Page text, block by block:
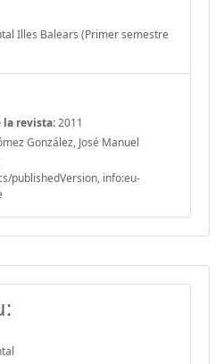
Illes Balears (Primer semestre
la revista:2011
González, José Manuel
publishedVersion, info:eu-